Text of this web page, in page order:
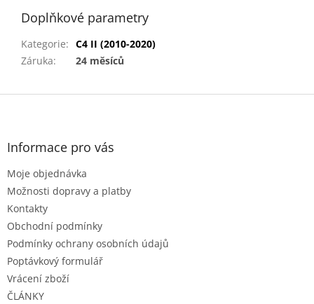
Doplňkové parametry
Kategorie: C4 II (2010-2020)
Záruka: 24 měsíců
Z
Informace pro vás
Moje objednávka
Možnosti dopravy a platby
Kontakty
Obchodní podmínky
Podmínky ochrany osobních údajů
Poptávkový formulář
Vrácení zboží
ČLÁNKY